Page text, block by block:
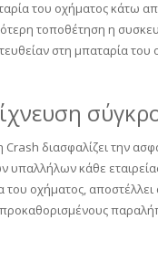
του οχήματος κάτω
τοποθέτηση η
στη μπαταρία του
διασφαλίζει την
υπαλλήλων κάθε
του οχήματος,